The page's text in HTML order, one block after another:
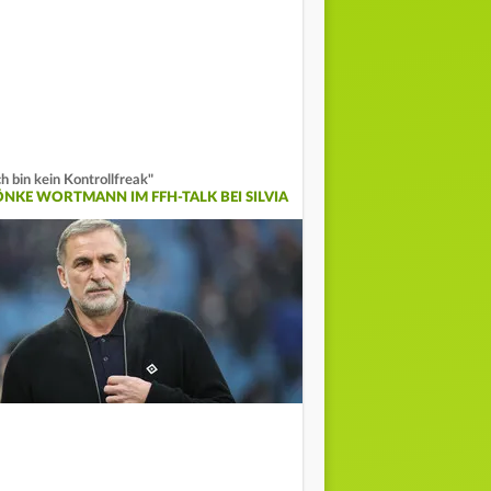
bin kein Kontrollfreak"
WORTMANN IM FFH-TALK BEI SILVIA